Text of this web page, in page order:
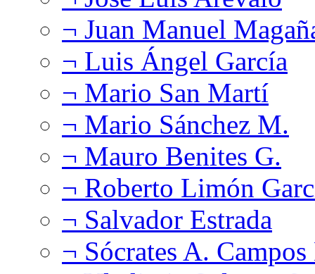
¬ Juan Manuel
¬ Luis Ángel García
¬ Mario San Martí
¬ Mario Sánchez M.
¬ Mauro Benites G.
¬ Roberto Limón
¬ Salvador Estrada
¬ Sócrates A.